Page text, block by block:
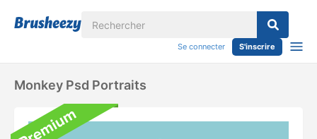
Se connecter S'inscrire
Monkey Psd Portraits